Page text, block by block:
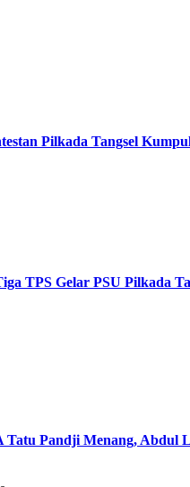
Pilkada Tangsel
TPS Gelar PSU Pilkada
Tatu Pandji Menang, Abdul